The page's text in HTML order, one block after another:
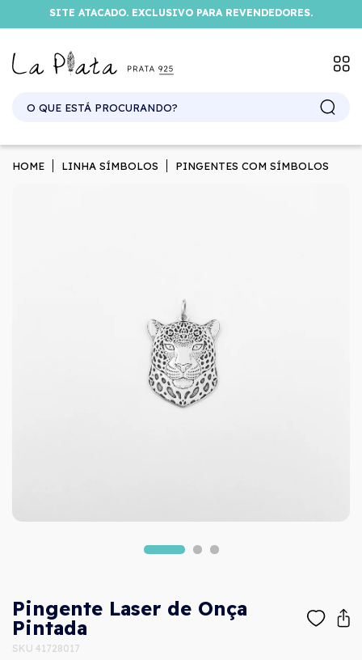
SITE ATACADO. EXCLUSIVO PARA REVENDEDORES.
HOME LINHA SÍMBOLOS PINGENTES COM SÍMBOLOS
Pingente Laser de Onça
Pintada
SKU 41728017